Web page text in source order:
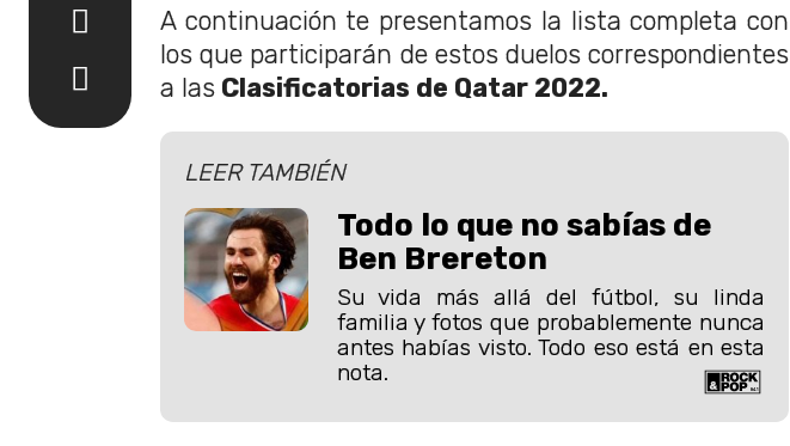
A continuación te presentamos la lista completa con
los que participarán de estos duelos correspondientes
a las Clasificatorias de Qatar 2022.
LEER TAMBIÉN
Todo lo que no sabías de
Ben Brereton
Su vida más allá del fútbol, su linda
familia y fotos que probablemente nunca
antes habías visto. Todo eso está en esta
nota.